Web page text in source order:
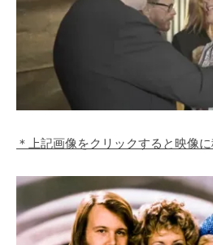
＊上記画像をクリックすると映像に